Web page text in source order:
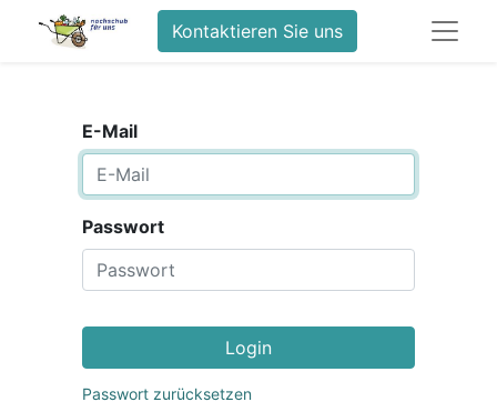
Kontaktieren Sie uns
E-Mail
Passwort
Login
Passwort zurücksetzen